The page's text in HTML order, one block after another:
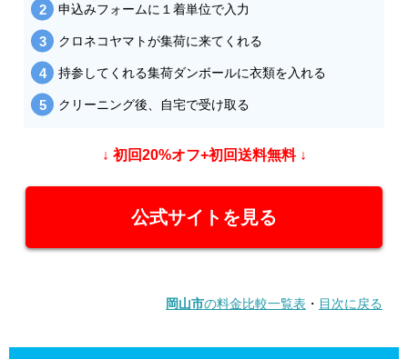
申込みフォームに１着単位で入力
クロネコヤマトが集荷に来てくれる
持参してくれる集荷ダンボールに衣類を入れる
クリーニング後、自宅で受け取る
↓ 初回20%オフ+初回送料無料 ↓
公式サイトを見る
岡山市の料金比較一覧表 ・ 目次に戻る